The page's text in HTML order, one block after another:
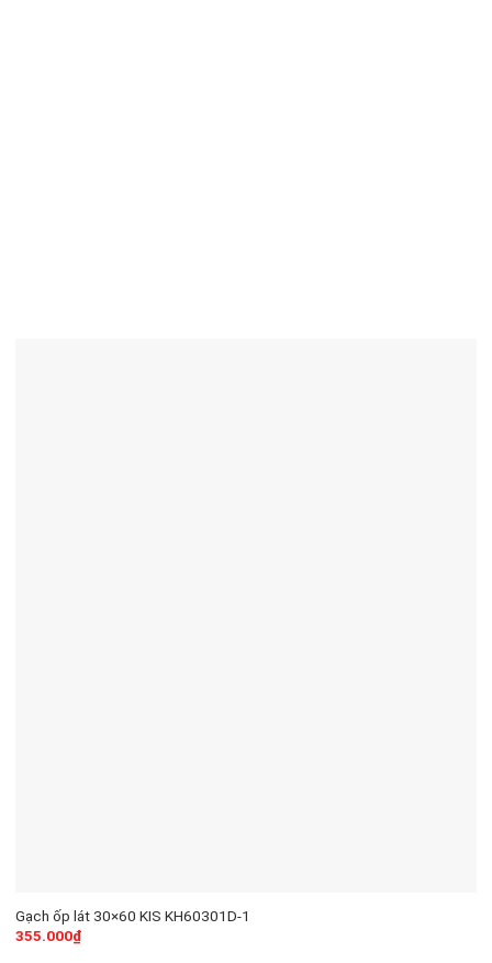
Gạch ốp lát 30×60 KIS KH60301D-1
355.000₫